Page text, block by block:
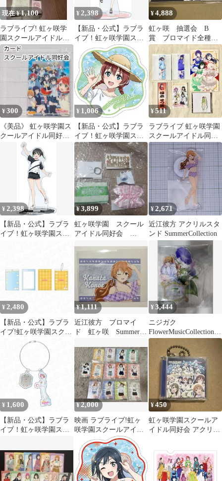
現在 ¥1,100
ラブライブ! 虹ヶ咲学
園スクールアイドル同
好会 グッズいろいろ！
¥ 2,398
【新品・公式】ラブラ
イブ！虹ヶ咲学園スク
ールアイドル同好会 ア
クリルスタンド／鐘 嵐
珠 公式グッズ colleize
¥4,888
虹ヶ咲 抽選会 B
賞 ブロマイド全種セ
ット
SummerCollection
¥300
《美品》 虹ヶ咲学園ス
クールアイドル同好会
トレーディングカード
¥ 1,006
【新品・公式】ラブラ
イブ！虹ヶ咲学園スク
ールアイドル同好会 ク
リアステッカー／エ
マ・ヴェルデ 公式グッ
ズ colleize
¥511
ラブライブ 虹ヶ咲学園
スクールアイドル同好
会 グッズセット
¥2,398
【新品・公式】ラブラ
イブ！虹ヶ咲学園スク
侑 公式グッズ colleize
¥3,899
虹ヶ咲学園 スクール
アイドル同好会
¥2,671
近江彼方 アクリルスタ
ンド SummerCollection
¥2,480
【新品・公式】ラブラ
イブ!虹ヶ咲学園スクー
ルアイドル同好会 フォ
トフレームキーホルダ
ー 公式グッズ colleize
¥1,111
近江彼方 ブロマイ
ド 虹ヶ咲 Summer
¥3,444
ニジガク
FlowerMusicCollection
近江彼方 アクリル
¥ 1,600
【新品・公式】ラブラ
イブ！虹ヶ咲学園スク
王寺璃奈 レトロモダン
ver 公式グッズ colleize
コレイズ
¥2,000
映画 ラブライブ!虹ヶ
咲学園スクールアイド
ル同好会 ブロマイド フ
ルセット
¥450
虹ヶ咲学園スクールア
イドル同好会 アクリル